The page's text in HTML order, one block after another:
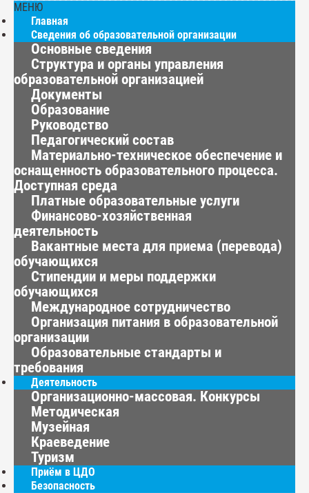
МЕНЮ
Главная
Сведения об образовательной организации
Основные сведения
Структура и органы управления
образовательной организацией
Документы
Образование
Руководство
Педагогический состав
Материально-техническое обеспечение и
оснащенность образовательного процесса.
Доступная среда
Платные образовательные услуги
Финансово-хозяйственная
деятельность
Вакантные места для приема (перевода)
обучающихся
Стипендии и меры поддержки
обучающихся
Международное сотрудничество
Организация питания в образовательной
организации
Образовательные стандарты и
требования
Деятельность
Организационно-массовая. Конкурсы
Методическая
Музейная
Краеведение
Туризм
Приём в ЦДО
Безопасность